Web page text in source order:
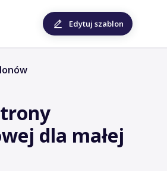
Edytuj szablon
dla małej